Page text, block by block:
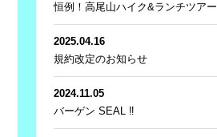
恒例！高尾山ハイク&ランチツアー
2025.04.16
規約改定のお知らせ
2024.11.05
バーゲン SEAL ‼